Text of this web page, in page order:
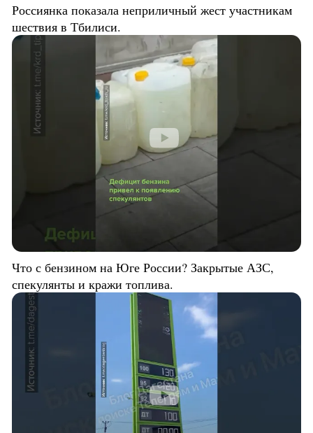
Россиянка показала неприличный жест участникам
шествия в Тбилиси.
Что с бензином на Юге России? Закрытые АЗС,
спекулянты и кражи топлива.